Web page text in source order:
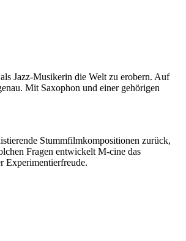
Jazz-Musikerin die Welt zu erobern. Auf
Mit Saxophon und einer gehörigen
Stummfilmkompositionen zurück,
Fragen entwickelt M-cine das
Experimentierfreude.